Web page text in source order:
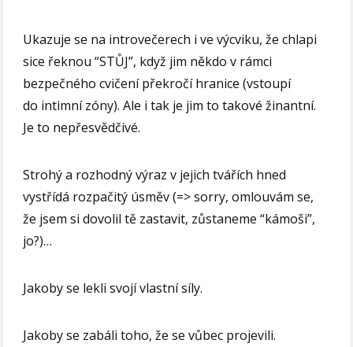
Ukazuje se na introvečerech i ve výcviku, že chlapi
sice řeknou “STŮJ”, když jim někdo v rámci
bezpečného cvičení překročí hranice (vstoupí
do intimní zóny). Ale i tak je jim to takové žinantní.
Je to nepřesvědčivé.
Strohý a rozhodný výraz v jejich tvářích hned
vystřídá rozpačitý úsměv (=> sorry, omlouvám se,
že jsem si dovolil tě zastavit, zůstaneme “kámoši”,
jo?)…
Jakoby se lekli svojí vlastní síly.
Jakoby se zabáli toho, že se vůbec projevili.